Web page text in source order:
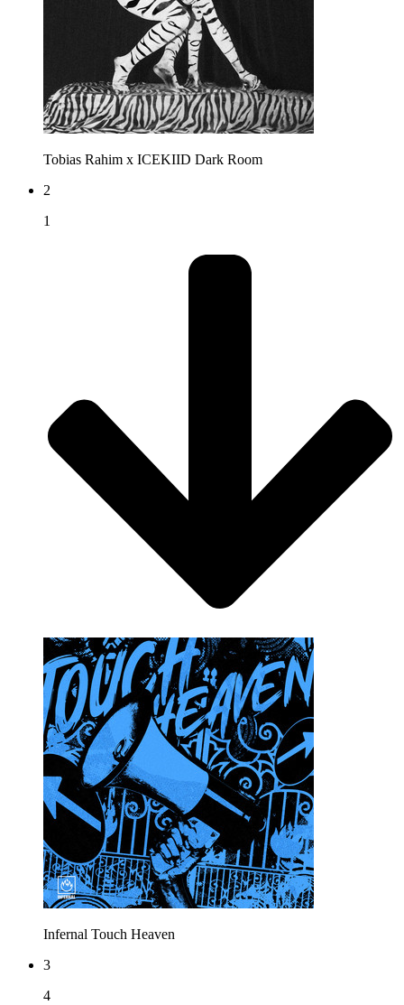
Tobias Rahim x ICEKIID Dark Room
2
1
Infernal Touch Heaven
3
4